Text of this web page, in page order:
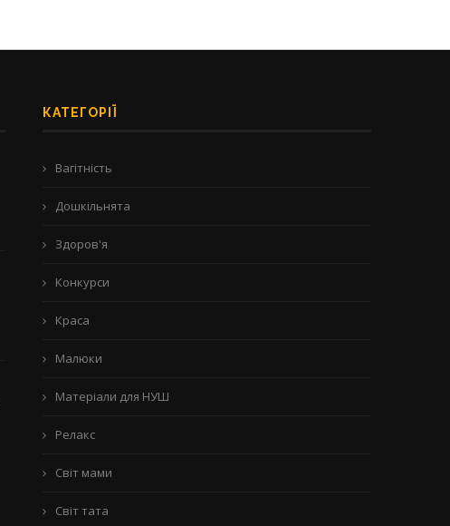
КАТЕГОРІЇ
Вагітність
Дошкільнята
Здоров'я
Конкурси
Краса
Малюки
Матеріали для НУШ
Релакс
Світ мами
Світ тата